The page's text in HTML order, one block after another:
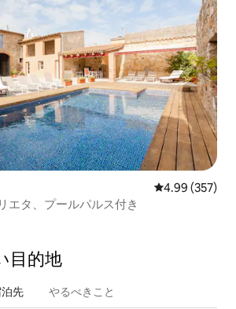
レビュー357
4.99 (357)
エタ、プールパルス付き
目⁠的⁠地
先 やるべきこと